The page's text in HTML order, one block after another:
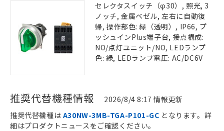
セレクタスイッチ（φ30）, 照光, 3
ノッチ, 金属ベゼル, 左右に自動復
帰, 操作部色: 緑（透明）, IP66, プ
ッシュインPlus端子台, 接点構成:
NO/点灯ユニット/NO, LEDランプ
色: 緑, LEDランプ電圧: AC/DC6V
推奨代替機種情報 2026/8/4 8:17 情報更新
推奨代替機種は A30NW-3MB-TGA-P101-GC となります。詳
細はプロダクトニュースをご確認ください。